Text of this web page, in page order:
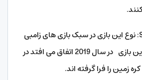
3- State of Decay 2: نوع این بازی در سبک بازی های زامبی
می باشد که داستان این بازی در سال 2019 اتفاق می افتد در
زمین را فرا گرفته اند.